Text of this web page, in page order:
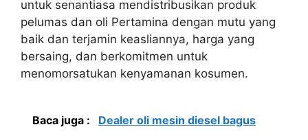
untuk senantiasa mendistribusikan produk
pelumas dan oli Pertamina dengan mutu yang
baik dan terjamin keasliannya, harga yang
bersaing, dan berkomitmen untuk
menomorsatukan kenyamanan kosumen.
Baca juga : Dealer oli mesin diesel bagus